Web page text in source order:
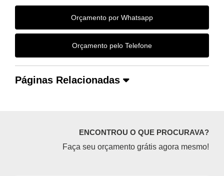
Orçamento por Whatsapp
Orçamento pelo Telefone
Páginas Relacionadas
ENCONTROU O QUE PROCURAVA?
Faça seu orçamento grátis agora mesmo!